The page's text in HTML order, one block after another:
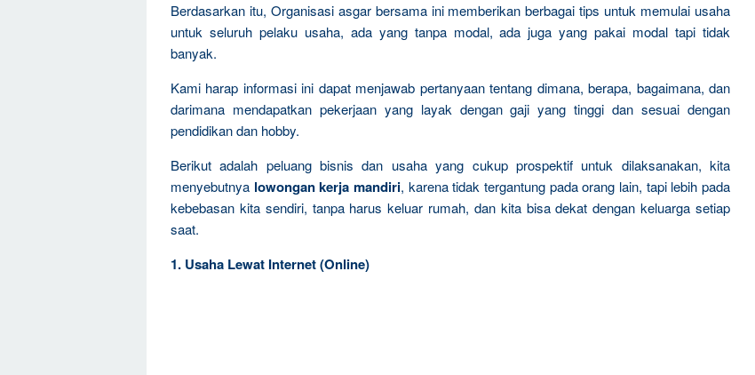
Berdasarkan itu, Organisasi asgar bersama ini memberikan berbagai tips untuk memulai usaha
untuk seluruh pelaku usaha, ada yang tanpa modal, ada juga yang pakai modal tapi tidak
banyak.
Kami harap informasi ini dapat menjawab pertanyaan tentang dimana, berapa, bagaimana, dan
darimana mendapatkan pekerjaan yang layak dengan gaji yang tinggi dan sesuai dengan
pendidikan dan hobby.
Berikut adalah peluang bisnis dan usaha yang cukup prospektif untuk dilaksanakan, kita
menyebutnya lowongan kerja mandiri, karena tidak tergantung pada orang lain, tapi lebih pada
kebebasan kita sendiri, tanpa harus keluar rumah, dan kita bisa dekat dengan keluarga setiap
saat.
1. Usaha Lewat Internet (Online)